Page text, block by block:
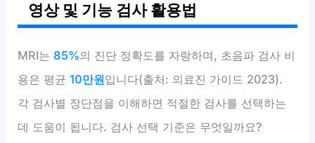
영상 및 기능 검사 활용법
MRI는85%의 진단 정확도를 자랑하며, 초음파 검사 비
용은 평균10만원입니다(출처: 의료진 가이드 2023).
각 검사별 장단점을 이해하면 적절한 검사를 선택하는
데 도움이 됩니다. 검사 선택 기준은 무엇일까요?